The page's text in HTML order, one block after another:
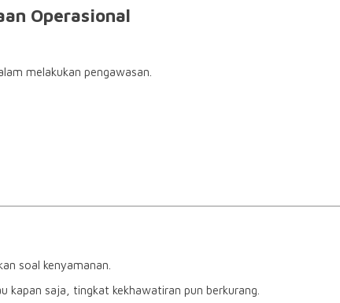
Operasional
melakukan pengawasan.
soal kenyamanan.
saja, tingkat kekhawatiran pun berkurang.